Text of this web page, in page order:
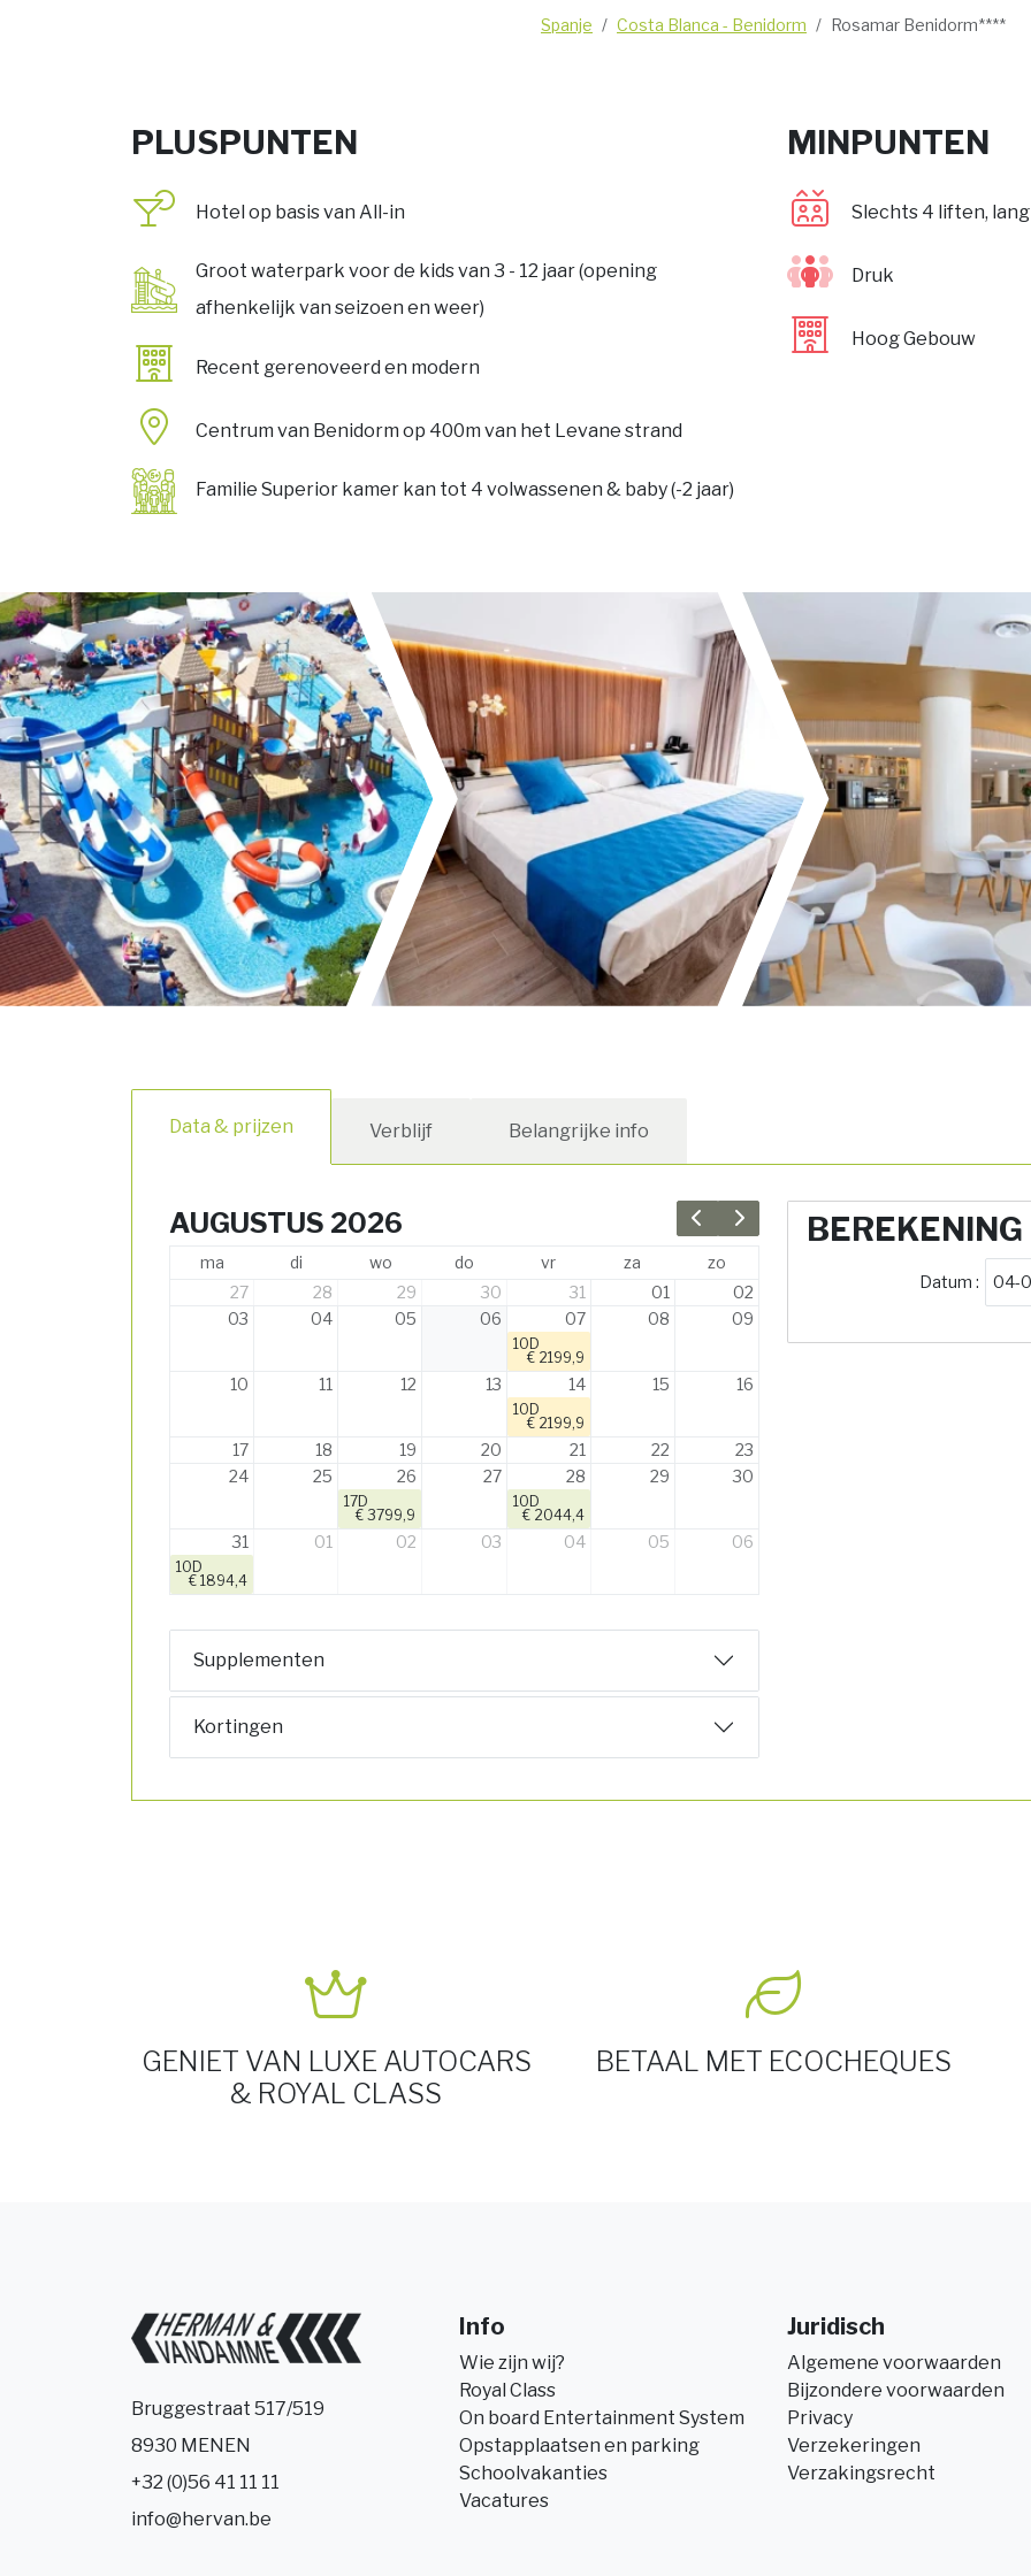
Spanje Costa Blanca - Benidorm Rosamar Benidorm****
PLUSPUNTEN
Hotel op basis van All-in
Groot waterpark voor de kids van 3 - 12 jaar (opening
afhenkelijk van seizoen en weer)
Recent gerenoveerd en modern
Centrum van Benidorm op 400m van het Levane strand
Familie Superior kamer kan tot 4 volwassenen & baby (-2 jaar)
MINPUNTEN
Slechts 4 liften,
Druk
Hoog Gebouw
Data & prijzen Verblijf Belangrijke info
Previous month
Next month
AUGUSTUS 2026
ma di wo do vr za
zo
27
28 29 30 31 01
02
03
04 05 06 07
10D
€ 2199,9
08 09
10 11 12 13 14
10D
€ 2199,9
15 16
17 18 19 20 21 22
23
24
25 26
17D
€ 3799,9
27 28
10D
€ 2044,4
29 30
31
10D
€ 1894,4
01 02 03 04 05 06
Supplementen
Kortingen
BEREKENING
Datum :
GENIET VAN LUXE AUTOCARS
& ROYAL CLASS
BETAAL MET ECOCHEQUES
Bruggestraat 517/519
8930 MENEN
+32 (0)56 41 11 11
info@hervan.be
Info
Wie zijn wij?
Royal Class
On board Entertainment System
Opstapplaatsen en parking
Schoolvakanties
Vacatures
Juridisch
Algemene voorwaarden
Bijzondere voorwaarden
Privacy
Verzekeringen
Verzakingsrecht